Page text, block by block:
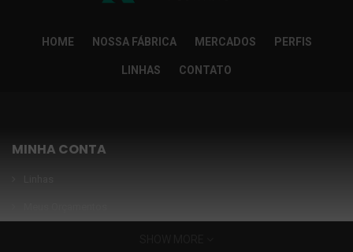
HOME NOSSA FÁBRICA MERCADOS PERFIS
LINHAS CONTATO
MINHA CONTA